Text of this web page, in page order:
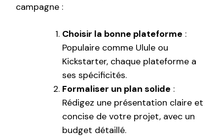
campagne :
Choisir la bonne plateforme :
Populaire comme Ulule ou
Kickstarter, chaque plateforme a
ses spécificités.
Formaliser un plan solide :
Rédigez une présentation claire et
concise de votre projet, avec un
budget détaillé.